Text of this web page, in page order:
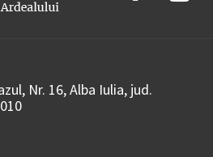
Nr. 16, Alba Iulia, jud.